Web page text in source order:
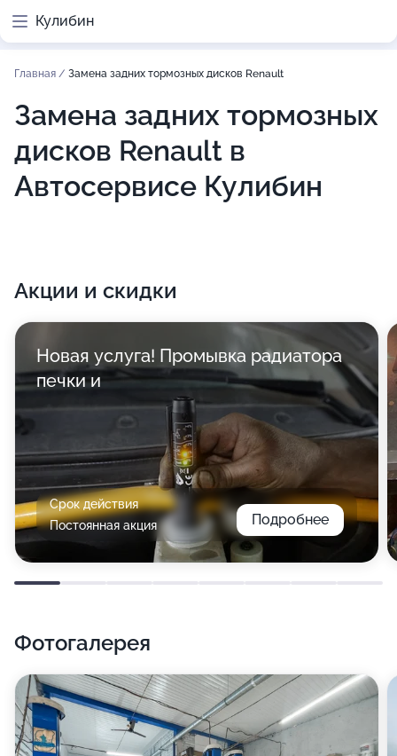
Кулибин
Главная / Замена задних тормозных дисков Renault
Замена задних тормозных
дисков Renault в
Автосервисе Кулибин
Акции и скидки
Новая услуга! Промывка радиатора
печки и
Срок действия
Постоянная акция
Подробнее
Фотогалерея